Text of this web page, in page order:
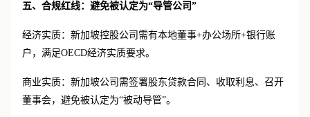
五、合规红线：避免被认定为“导管公司”
经济实质：新加坡控股公司需有本地董事+办公场所+银行账
户，满足OECD经济实质要求。
商业实质：新加坡公司需签署股东贷款合同、收取利息、召开
董事会，避免被认定为“被动导管”。